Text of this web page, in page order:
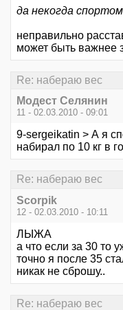
да некогда
неправильно
может быть важнее
Re: набераю вес
Модест Селянин
11 - 02.03.2010 - 09:01
9-sergeikatin > А я
набирал по 10 кг в
Re: набераю вес
Scorpik
12 - 02.03.2010 - 10:11
ЛЫЖА
а что если за 30 то
точно я после 35
никак не сброшу..
Re: набераю вес